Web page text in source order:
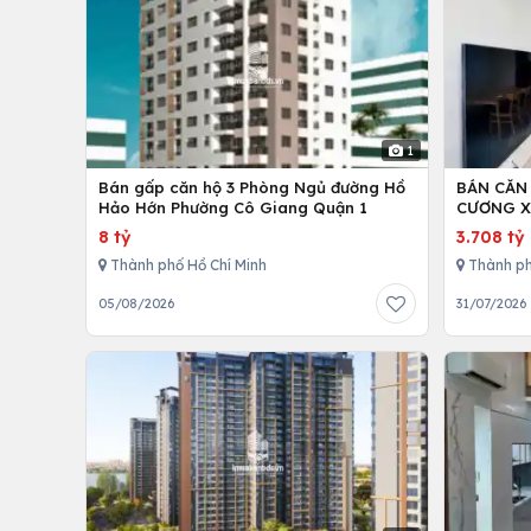
1
Bán gấp căn hộ 3 Phòng Ngủ đường Hồ
Hảo Hớn Phường Cô Giang Quận 1
8 tỷ
Thành phố Hồ Chí Minh
05/08/2026
BÁN
CƯƠNG
3.708 tỷ
Thành
31/07/2026